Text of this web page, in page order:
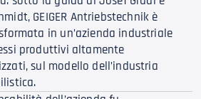
GEIGER Antriebstechnik è
in un’azienda industriale
produttivi altamente
sul modello dell’industria